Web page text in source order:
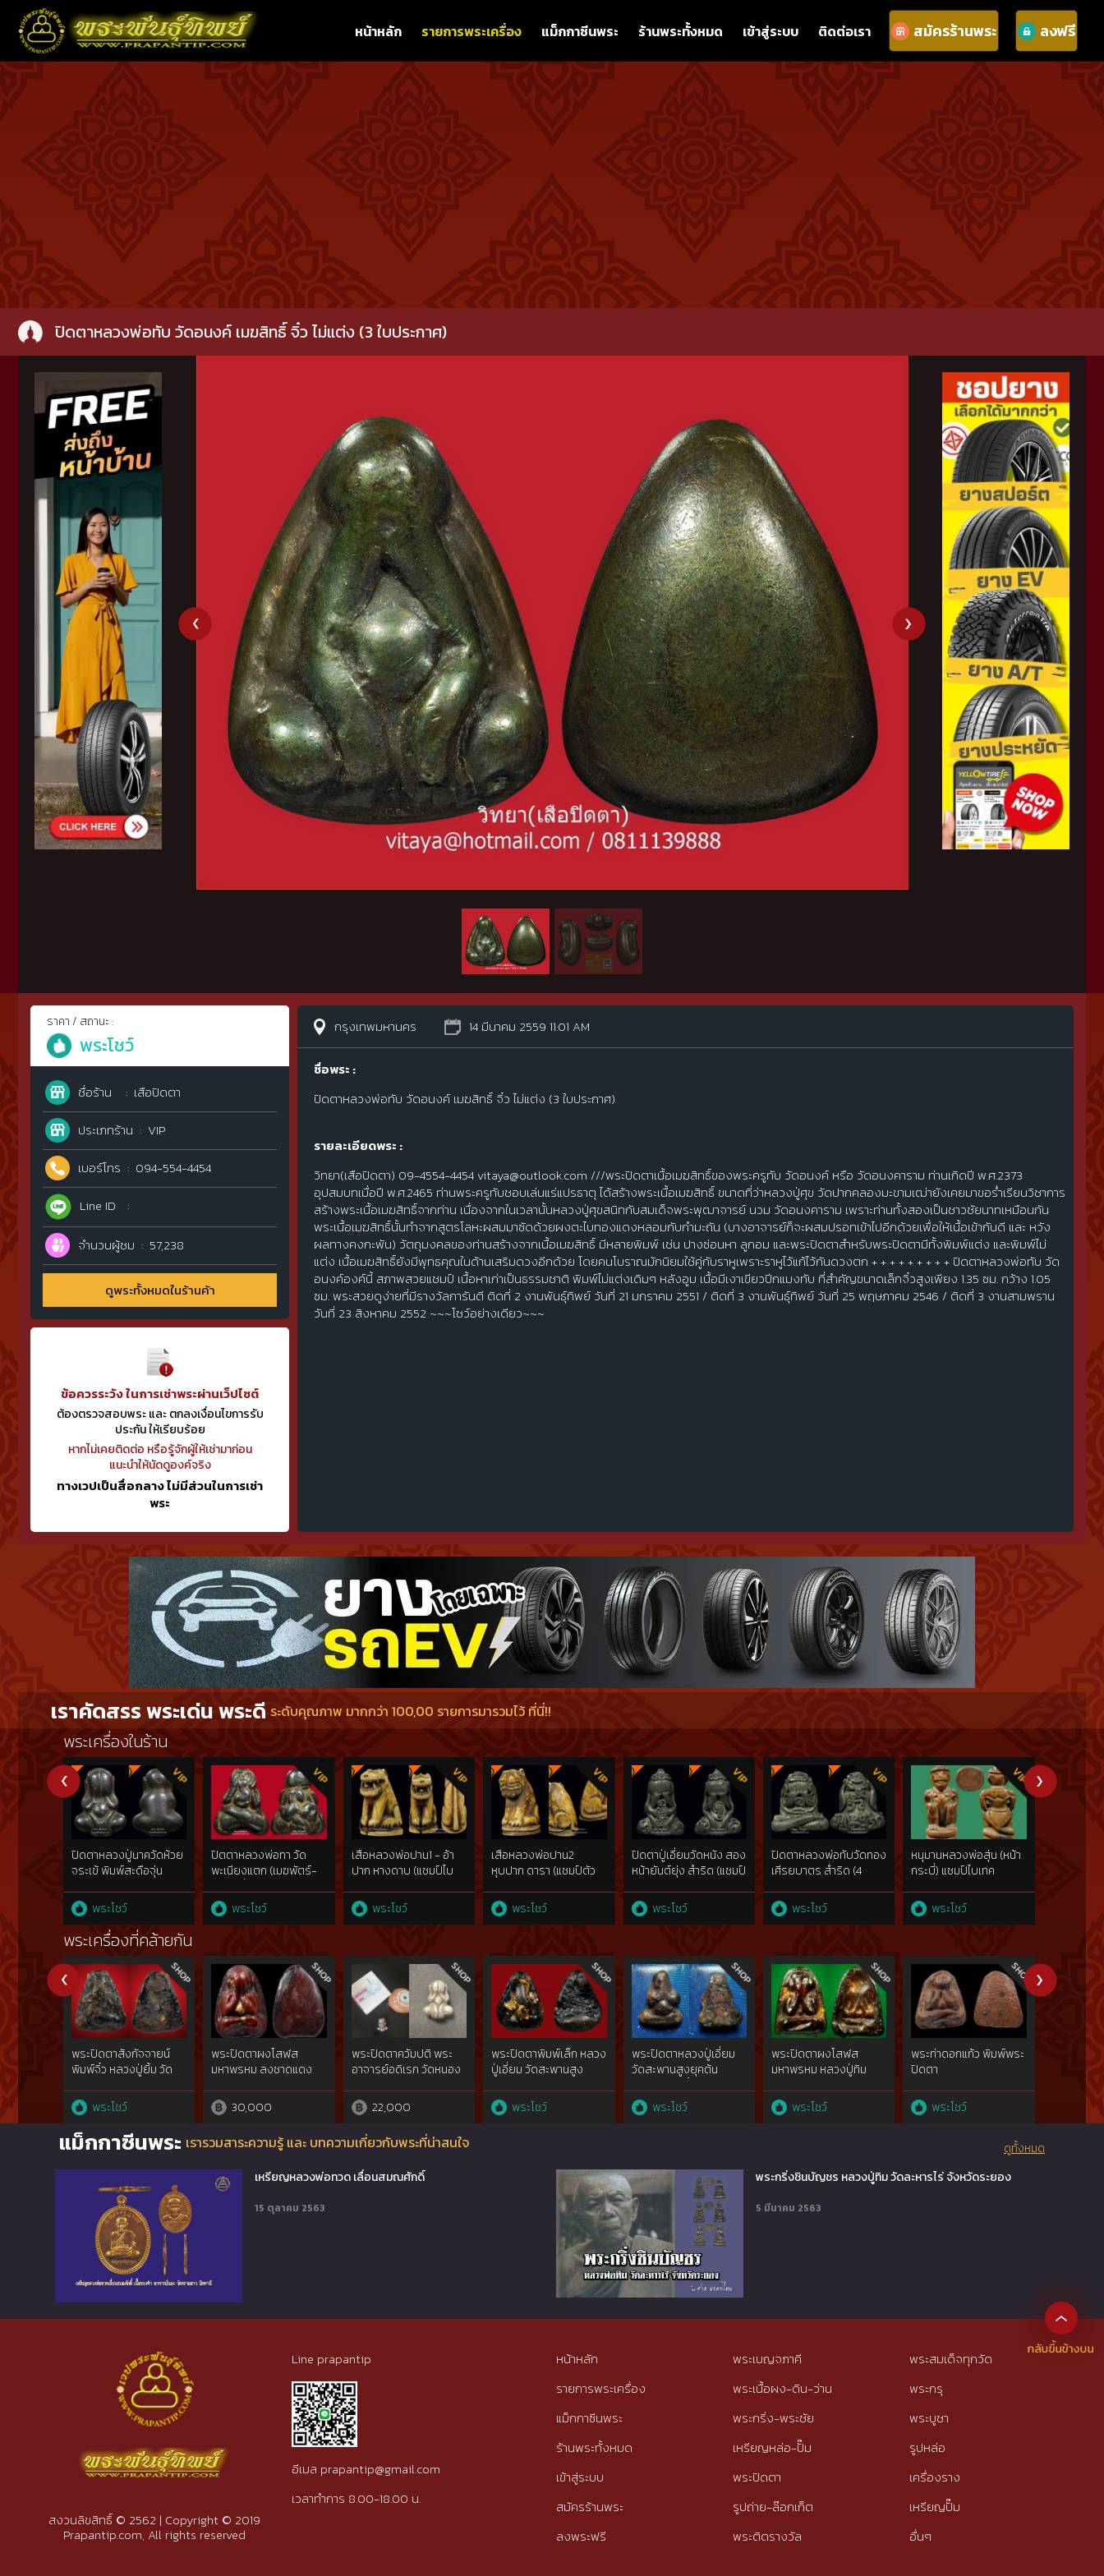
หน้าหลัก รายการพระเครื่อง แม็กกาซีนพระ ร้านพระทั้งหมด เข้าสู่ระบบ ติดต่อเรา สมัครร้านพระ ลงฟรี
ปิดตาหลวงพ่อทับ วัดอนงค์ เมฆสิทธิ์ จิ๋ว ไม่แต่ง (3 ใบประกาศ)
ราคา / สถานะ :
พระโชว์
ชื่อร้าน
เสือปิดตา
ประเภทร้าน
VIP
เบอร์โทร
094-554-4454
Line ID
จำนวนผู้ชม 57,238
ดูพระทั้งหมดในร้านค้า
ข้อควรระวัง ในการเช่าพระผ่านเว็ปไซต์
ต้องตรวจสอบพระ และ ตกลงเงื่อนไขการรับ
ประกัน ให้เรียบร้อย
หากไม่เคยติดต่อ หรือรู้จักผู้ให้เช่ามาก่อน
แนะนำให้นัดดูองค์จริง
ทางเวปเป็นสื่อกลาง ไม่มีส่วนในการเช่า
พระ
กรุงเทพมหานคร 14 มีนาคม 2559 11:01 AM
ชื่อพระ :
ปิดตาหลวงพ่อทับ วัดอนงค์ เมฆสิทธิ์ จิ๋ว ไม่แต่ง (3 ใบประกาศ)
รายละเอียดพระ :
วิทยา(เสือปิดตา) 09-4554-4454 vitaya@outlook.com ///พระปิดตาเนื้อเมฆสิทธิ์ของพระครูทับ วัดอนงค์ หรือ วัดอนงคาราม ท่านเกิดปี พ.ศ.2373
อุปสมบทเมื่อปี พ.ศ.2465 ท่านพระครูทับชอบเล่นแร่แปรธาตุ ได้สร้างพระเนื้อเมฆสิทธิ์ ขนาดที่ว่าหลวงปู่ศุข วัดปากคลองมะขามเฒ่ายังเคยมาขอร่ำเรียนวิชาการ
สร้างพระเนื้อเมฆสิทธิ์จากท่าน เนื่องจากในเวลานั้นหลวงปู่ศุขสนิทกับสมเด็จพระพุฒาจารย์ นวม วัดอนงคาราม เพราะท่านทั้งสองเป็นชาวชัยนาทเหมือนกัน
พระเนื้อเมฆสิทธิ์นั้นทำจากสูตรโลหะผสมมาซัดด้วยผงตะไบทองแดงหลอมกับกำมะถัน (บางอาจารย์ก็จะผสมปรอทเข้าไปอีกด้วยเพื่อให้เนื้อเข้ากันดี และ หวัง
ผลทางคงกะพัน) วัตถุมงคลของท่านสร้างจากเนื้อเมฆสิทธิ์ มีหลายพิมพ์ เช่น ปางซ่อนหา ลูกอม และพระปิดตาสำหรับพระปิดตามีทั้งพิมพ์แต่ง และพิมพ์ไม่
แต่ง เนื้อเมฆสิทธิ์ยังมีพุทธคุณในด้านเสริมดวงอีกด้วย โดยคนโบราณมักนิยมใช้คู่กับราหูเพราะราหูไว้แก้ไว้กันดวงตก + + + + + + + + + ปิดตาหลวงพ่อทับ วัด
อนงค์องค์นี้ สภาพสวยแชมป์ เนื้อหาเก่าเป็นธรรมชาติ พิมพ์ไม่แต่งเดิมๆ หลังอูม เนื้อมีเงาเขียวปีกแมงทับ ที่สำคัญขนาดเล็กจิ๋วสูงเพียง 1.35 ซม. กว้าง 1.05
ซม. พระสวยดูง่ายที่มีรางวัลการันตี ติดที่ 2 งานพันธุ์ทิพย์ วันที่ 21 มกราคม 2551 / ติดที่ 3 งานพันธุ์ทิพย์ วันที่ 25 พฤษภาคม 2546 / ติดที่ 3 งานสามพราน
วันที่ 23 สิงหาคม 2552 ~~~โชว์อย่างเดียว~~~
เราคัดสรร พระเด่น พระดี ระดับคุณภาพ มากกว่า 100,00 รายการมารวมไว้ ที่นี่!!
พระเครื่องในร้าน
ปิดตาหลวงปู่นาควัดห้วย
จระเข้ พิมพ์สะดือจุ่น
พระโชว์
ปิตตาหลวงพ่อทา วัด
พะเนียงแตก (เมฆพัตร์-
ประกาศพระโชว์
เสือหลวงพ่อปาน1 - อ้า
ปาก หางดาบ (แชมป์ไบ
พระโชว์
เสือหลวงพ่อปาน2 
หุบปาก ดารา (แชมป์ตัว
พระโชว์
ปิดตาปู่เอี่ยมวัดหนัง สอง
หน้ายันต์ยุ่ง สำริด (แชมป์
พระโชว์
ปิดตาหลวงพ่อทับวัดทอง
เศีรยบาตร สำริด (4
พระโชว์
หนุมานหลวงพ่อสุ่น (หน้า
กระบี่) แชมป์ไบเทค
พระโชว์
พระโ
พระเครื่องที่คล้ายกัน
พระปิดตาสังกัจจายน์
พิมพ์จิ๋ว หลวงปู่ยิ้ม วัด
พระโชว์
พระปิดตาผงโสฬส
มหาพรหม ลงชาดแดง
ทิม วัดละหารไร่
30,000
พระปิดตาควัมปติ พระ
อาจารย์อดิเรก วัดหนอง
22,000
พระปิดตาพิมพ์เล็ก หลวง
ปู่เอี่ยม วัดสะพานสูง
พระโชว์
พระปิดตาหลวงปู่เอี่ยม
วัดสะพานสูงยุคต้น
ชันยาเรือ พิมพ์พนมมือ
หน้าเดียว{rare show}รัก
พระโชว์
พระปิดตาผงโสฬส
มหาพรหม หลวงปู่ทิม
พระโชว์
พระท่าดอกแก้ว พิมพ์พระ
ปิดตา
พระโชว์
หลวงปู่เฮี้
พระโ
แม็กกาซีนพระ เรารวมสาระความรู้ และ บทความเกี่ยวกับพระที่น่าสนใจ
เหรียญหลวงพ่อทวด เลื่อนสมณศักดิ์
15 ตุลาคม 2563
พระกริ่งชินบัญชร หลวงปู่ทิม วัดละหารไร่ จังหวัดระยอง
5 มีนาคม 2563
ดูทั้งหมด
สงวนลิขสิทธิ์ © 2562 | Copyright © 2019
Prapantip.com, All rights reserved
Line prapantip
อีเมล prapantip@gmail.com
เวลาทำการ 8.00-18.00 น.
หน้าหลัก
รายการพระเครื่อง
แม็กกาซีนพระ
ร้านพระทั้งหมด
เข้าสู่ระบบ
สมัครร้านพระ
ลงพระฟรี
พระเบญจภาคี
พระเนื้อผง-ดิน-ว่าน
พระกริ่ง-พระชัย
เหรียญหล่อ-ปั๊ม
พระปิดตา
รูปถ่าย-ล๊อกเก็ต
พระติดรางวัล
พระสมเด็จทุกวัด
พระกรุ
พระบูชา
รูปหล่อ
เครื่องราง
เหรียญปั๊ม
อื่นๆ